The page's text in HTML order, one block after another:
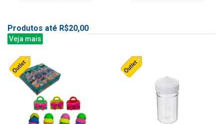
Produtos até R$20,00
Veja mais